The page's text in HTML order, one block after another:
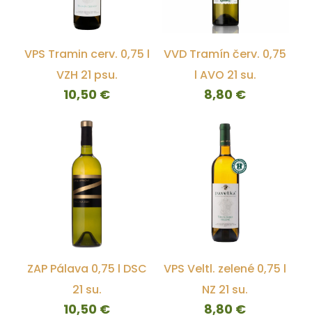
VPS Tramin cerv. 0,75 l
VZH 21 psu.
10,50 €
VVD Tramín červ. 0,75
l AVO 21 su.
8,80 €
ZAP Pálava 0,75 l DSC
21 su.
10,50 €
VPS Veltl. zelené 0,75 l
NZ 21 su.
8,80 €